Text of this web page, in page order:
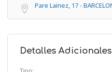
Pare Lainez, 17 -
Detalles Adicionales